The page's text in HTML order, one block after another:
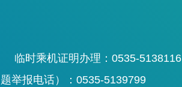
临时乘机证明办理：0535-5138116
举报电话）：0535-5139799